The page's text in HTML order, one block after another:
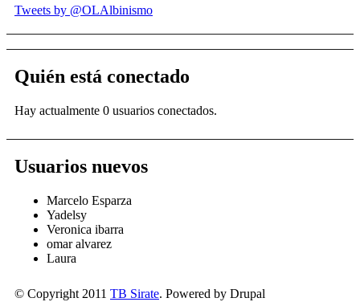
Tweets by @OLAlbinismo
Quién está conectado
Hay actualmente 0 usuarios conectados.
Usuarios nuevos
Marcelo Esparza
Yadelsy
Veronica ibarra
omar alvarez
Laura
© Copyright 2011 TB Sirate. Powered by Drupal